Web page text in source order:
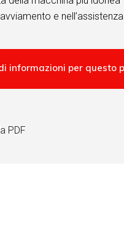
e nell’assistenza
PDF